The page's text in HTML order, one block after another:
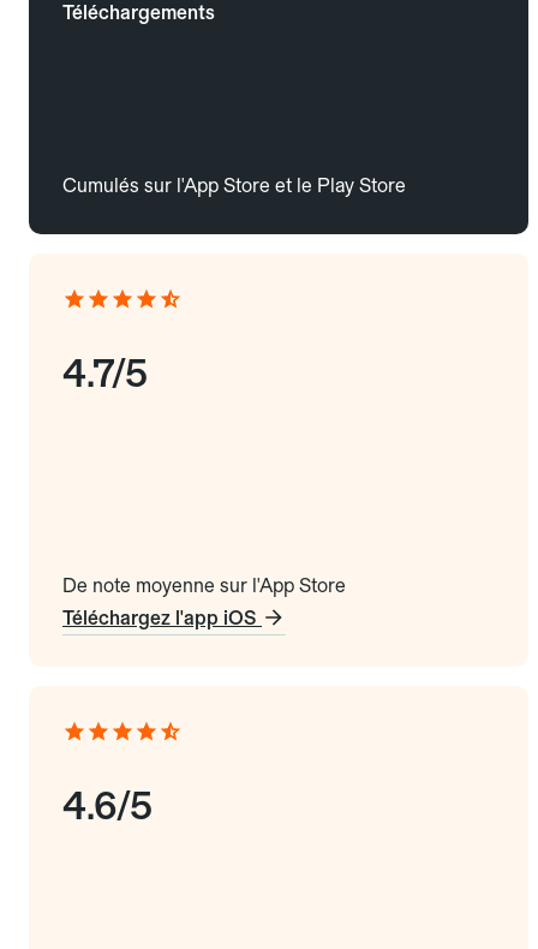
Téléchargements
Cumulés sur l'App Store et le Play Store
4.7/5
De note moyenne sur l'App Store
Téléchargez l'app iOS
4.6/5